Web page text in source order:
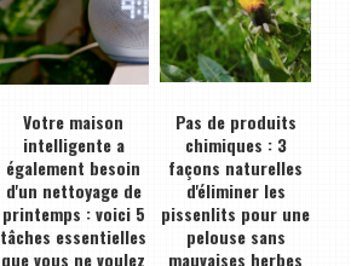
Votre maison
intelligente a
également besoin
d'un nettoyage de
printemps : voici 5
tâches essentielles
que vous ne voulez
Pas de produits
chimiques : 3
façons naturelles
d'éliminer les
pissenlits pour une
pelouse sans
mauvaises herbes